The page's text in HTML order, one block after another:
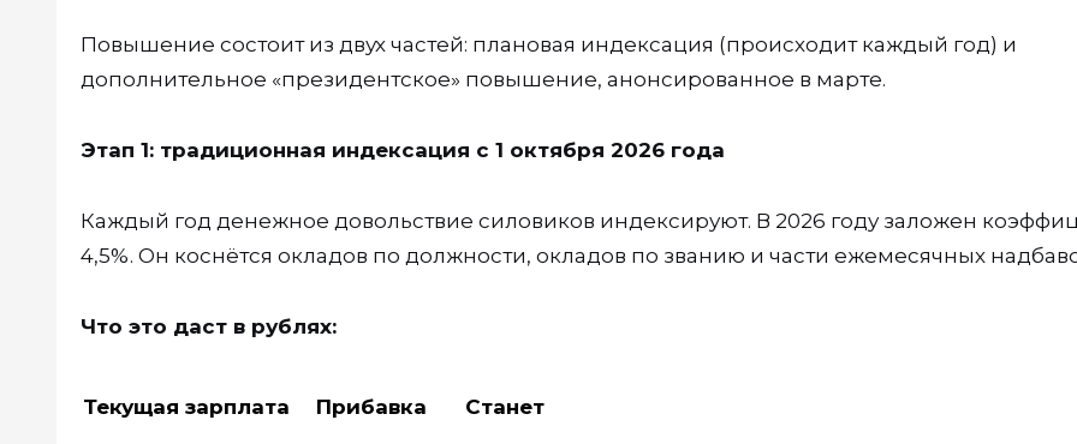
Повышение состоит из двух частей: плановая индексация (происходит каждый год) и
дополнительное «президентское» повышение, анонсированное в марте.
Этап 1: традиционная индексация с 1 октября 2026 года
Каждый год денежное довольствие силовиков индексируют. В 2026 году заложен
4,5%. Он коснётся окладов по должности, окладов по званию и части ежемесячных
Что это даст в рублях:
Текущая зарплата Прибавка Станет